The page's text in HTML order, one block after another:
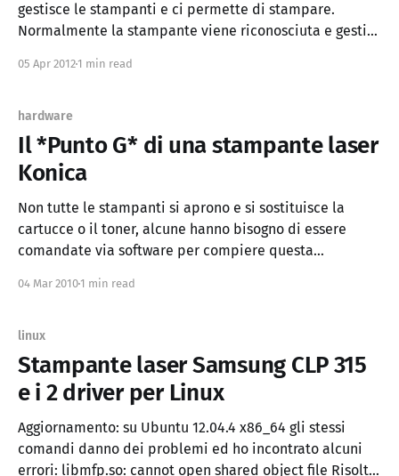
gestisce le stampanti e ci permette di stampare.
Normalmente la stampante viene riconosciuta e gestita
stampa può non essere soddisfacente oppure vogliamo
05 Apr 2012 1 min read
hardware
Il *Punto G* di una stampante laser
Konica
Non tutte le stampanti si aprono e si sostituisce la
cartucce o il toner, alcune hanno bisogno di essere
comandate via software per compiere questa
In questo caso sto parlando della stampante laser
Windows e Linux, ma
04 Mar 2010 1 min read
linux
Stampante laser Samsung CLP 315
e i 2 driver per Linux
Aggiornamento: su Ubuntu 12.04.4 x86_64 gli stessi
comandi danno dei problemi ed ho incontrato alcuni
errori: libmfp.so: cannot open shared object file Risolto